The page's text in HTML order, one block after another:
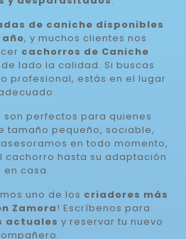
de caniche disponibles
, y muchos clientes nos
cachorros de Caniche
lado la calidad. Si buscas
profesional, estás en el lugar
son perfectos para quienes
tamaño pequeño, sociable,
en todo momento,
cachorro hasta su adaptación
en casa.
uno de los criadores más
Zamora! Escríbenos para
actuales y reservar tu nuevo